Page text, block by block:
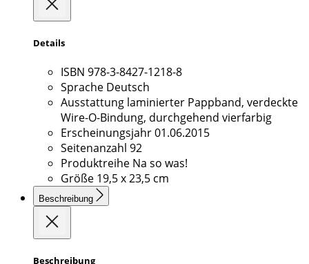
Details
ISBN 978-3-8427-1218-8
Sprache Deutsch
Ausstattung laminierter Pappband, verdeckte
Wire-O-Bindung, durchgehend vierfarbig
Erscheinungsjahr01.06.2015
Seitenanzahl 92
Produktreihe Na so was!
Größe 19,5 x 23,5 cm
Beschreibung
Beschreibung